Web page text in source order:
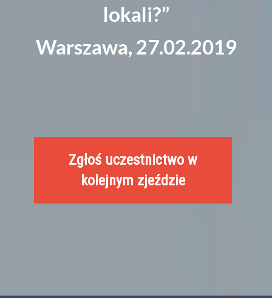
lokali?”
Warszawa, 27.02.2019
Zgłoś uczestnictwo w
kolejnym zjeździe